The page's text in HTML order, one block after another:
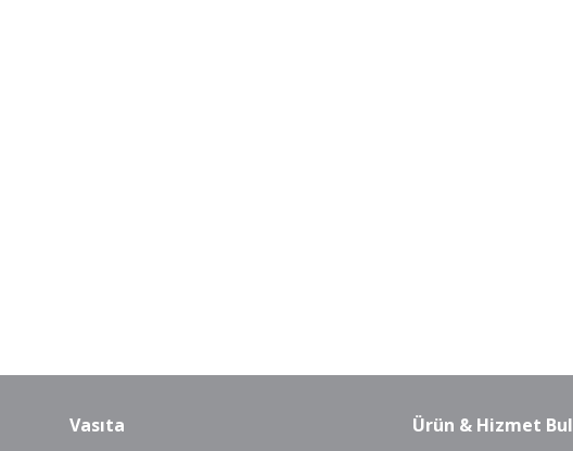
Vasıta
Ürün & Hizmet Bul